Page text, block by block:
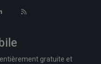
gratuite et